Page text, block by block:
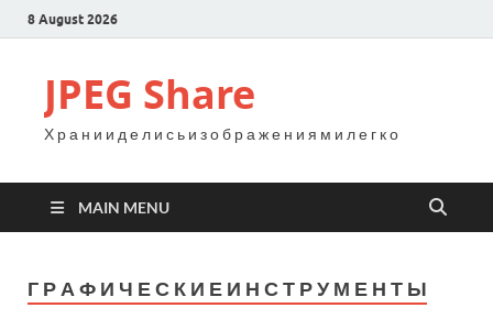
8 August 2026
JPEG Share
Х р а н и и д е л и с ь и з о б р а ж е н и я м и л е г к о
MAIN MENU
Г Р А Ф И Ч Е С К И Е И Н С Т Р У М Е Н Т Ы